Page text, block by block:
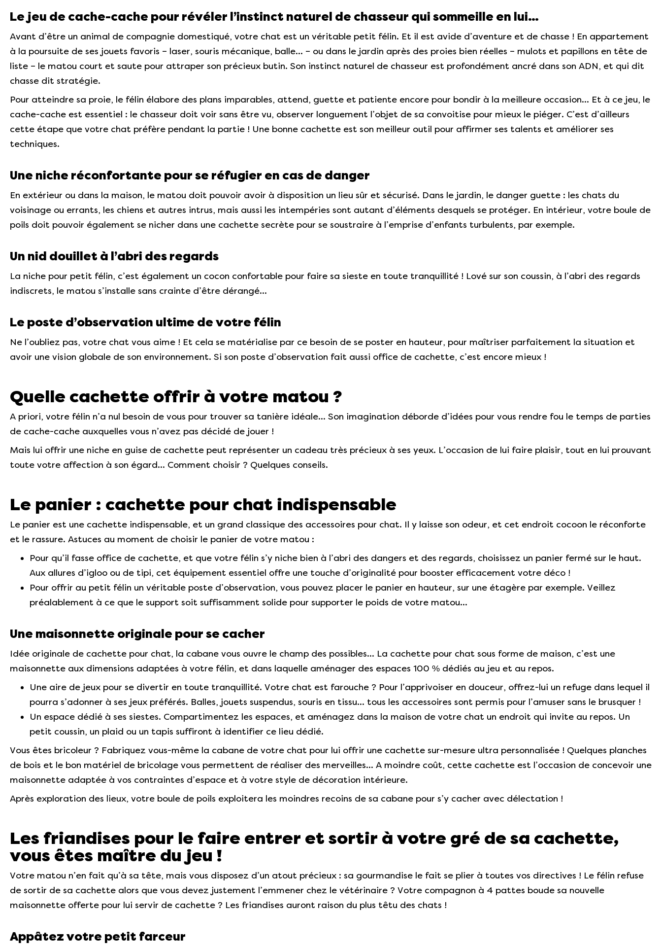
Le jeu de cache-cache pour révéler l’instinct naturel de chasseur qui sommeille en lui…
Avant d’être un animal de compagnie domestiqué, votre chat est un véritable petit félin. Et il est avide d’aventure et de chasse ! En appartement
à la poursuite de ses jouets favoris – laser, souris mécanique, balle… – ou dans le jardin après des proies bien réelles – mulots et papillons en tête de
liste – le matou court et saute pour attraper son précieux butin. Son instinct naturel de chasseur est profondément ancré dans son ADN, et qui dit
chasse dit stratégie.
Pour atteindre sa proie, le félin élabore des plans imparables, attend, guette et patiente encore pour bondir à la meilleure occasion… Et à ce jeu, le
cache-cache est essentiel : le chasseur doit voir sans être vu, observer longuement l’objet de sa convoitise pour mieux le piéger. C’est d’ailleurs
cette étape que votre chat préfère pendant la partie ! Une bonne cachette est son meilleur outil pour affirmer ses talents et améliorer ses
techniques.
Une niche réconfortante pour se réfugier en cas de danger
En extérieur ou dans la maison, le matou doit pouvoir avoir à disposition un lieu sûr et sécurisé. Dans le jardin, le danger guette : les chats du
voisinage ou errants, les chiens et autres intrus, mais aussi les intempéries sont autant d’éléments desquels se protéger. En intérieur, votre boule de
poils doit pouvoir également se nicher dans une cachette secrète pour se soustraire à l’emprise d’enfants turbulents, par exemple.
Un nid douillet à l’abri des regards
La niche pour petit félin, c’est également un cocon confortable pour faire sa sieste en toute tranquillité ! Lové sur son coussin, à l’abri des regards
indiscrets, le matou s’installe sans crainte d’être dérangé…
Le poste d’observation ultime de votre félin
Ne l’oubliez pas, votre chat vous aime ! Et cela se matérialise par ce besoin de se poster en hauteur, pour maîtriser parfaitement la situation et
avoir une vision globale de son environnement. Si son poste d’observation fait aussi office de cachette, c’est encore mieux !
Quelle cachette offrir à votre matou ?
A priori, votre félin n’a nul besoin de vous pour trouver sa tanière idéale… Son imagination déborde d’idées pour vous rendre fou le temps de parties
de cache-cache auxquelles vous n’avez pas décidé de jouer !
Mais lui offrir une niche en guise de cachette peut représenter un cadeau très précieux à ses yeux. L’occasion de lui faire plaisir, tout en lui prouvant
toute votre affection à son égard… Comment choisir ? Quelques conseils.
Le panier : cachette pour chat indispensable
Le panier est une cachette indispensable, et un grand classique des accessoires pour chat. Il y laisse son odeur, et cet endroit cocoon le réconforte
et le rassure. Astuces au moment de choisir le panier de votre matou :
Pour qu’il fasse office de cachette, et que votre félin s’y niche bien à l’abri des dangers et des regards, choisissez un panier fermé sur le haut.
Aux allures d’igloo ou de tipi, cet équipement essentiel offre une touche d’originalité pour booster efficacement votre déco !
Pour offrir au petit félin un véritable poste d’observation, vous pouvez placer le panier en hauteur, sur une étagère par exemple. Veillez
préalablement à ce que le support soit suffisamment solide pour supporter le poids de votre matou…
Une maisonnette originale pour se cacher
Idée originale de cachette pour chat, la cabane vous ouvre le champ des possibles… La cachette pour chat sous forme de maison, c’est une
maisonnette aux dimensions adaptées à votre félin, et dans laquelle aménager des espaces 100 % dédiés au jeu et au repos.
Une aire de jeux pour se divertir en toute tranquillité. Votre chat est farouche ? Pour l’apprivoiser en douceur, offrez-lui un refuge dans lequel il
pourra s’adonner à ses jeux préférés. Balles, jouets suspendus, souris en tissu… tous les accessoires sont permis pour l’amuser sans le brusquer !
Un espace dédié à ses siestes. Compartimentez les espaces, et aménagez dans la maison de votre chat un endroit qui invite au repos. Un
petit coussin, un plaid ou un tapis suffiront à identifier ce lieu dédié.
Vous êtes bricoleur ? Fabriquez vous-même la cabane de votre chat pour lui offrir une cachette sur-mesure ultra personnalisée ! Quelques planches
de bois et le bon matériel de bricolage vous permettent de réaliser des merveilles… A moindre coût, cette cachette est l’occasion de concevoir une
maisonnette adaptée à vos contraintes d’espace et à votre style de décoration intérieure.
Après exploration des lieux, votre boule de poils exploitera les moindres recoins de sa cabane pour s’y cacher avec délectation !
Les friandises pour le faire entrer et sortir à votre gré de sa cachette,
vous êtes maître du jeu !
Votre matou n’en fait qu’à sa tête, mais vous disposez d’un atout précieux : sa gourmandise le fait se plier à toutes vos directives ! Le félin refuse
de sortir de sa cachette alors que vous devez justement l’emmener chez le vétérinaire ? Votre compagnon à 4 pattes boude sa nouvelle
maisonnette offerte pour lui servir de cachette ? Les friandises auront raison du plus têtu des chats !
Appâtez votre petit farceur